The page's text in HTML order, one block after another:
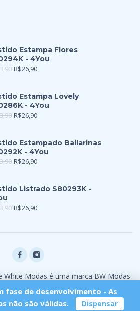
Estampa Flores
- 4You
R$26,90
Estampa Lovely
- 4You
R$26,90
Estampado Bailarinas
- 4You
R$26,90
Listrado S80293K -
R$26,90
White Modas é uma marca BW Modas
fase de desenvolvimento - As
não são válidas.
Dispensar